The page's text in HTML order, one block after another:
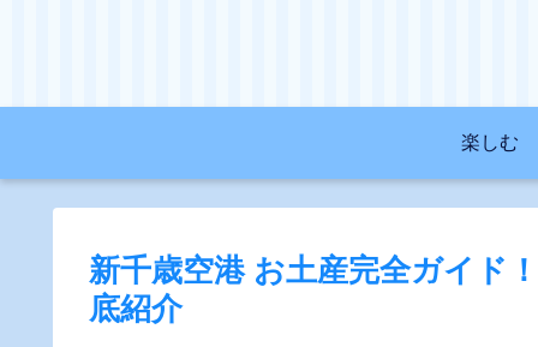
楽しむ
新千歳空港 お土産完全ガイド
底紹介